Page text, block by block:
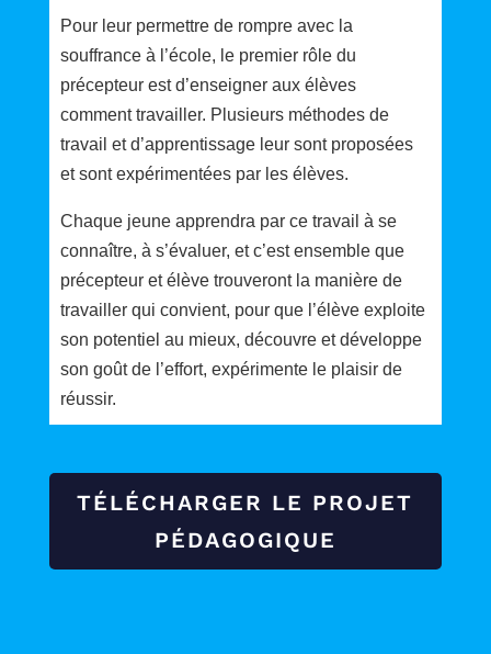
Pour leur permettre de rompre avec la
souffrance à l’école, le premier rôle du
précepteur est d’enseigner aux élèves
comment travailler. Plusieurs méthodes de
travail et d’apprentissage leur sont proposées
et sont expérimentées par les élèves.
Chaque jeune apprendra par ce travail à se
connaître, à s’évaluer, et c’est ensemble que
précepteur et élève trouveront la manière de
travailler qui convient, pour que l’élève exploite
son potentiel au mieux, découvre et développe
son goût de l’effort, expérimente le plaisir de
réussir.
TÉLÉCHARGER LE PROJET
PÉDAGOGIQUE